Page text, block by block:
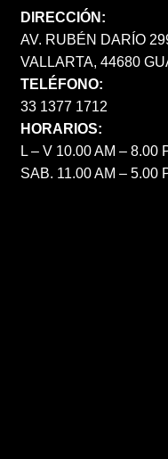
DIRECCIÓN:
AV. RUBÉN DARÍO
VALLARTA, 44680
TELÉFONO:
33 1377 1712
HORARIOS:
L – V 10.00 AM – 8.00
SAB. 11.00 AM – 5.00